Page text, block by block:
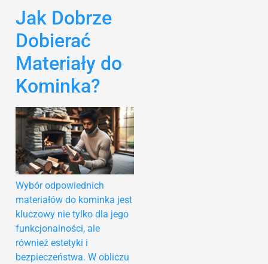
Jak Dobrze
Dobierać
Materiały do
Kominka?
Wybór odpowiednich
materiałów do kominka jest
kluczowy nie tylko dla jego
funkcjonalności, ale
również estetyki i
bezpieczeństwa. W obliczu